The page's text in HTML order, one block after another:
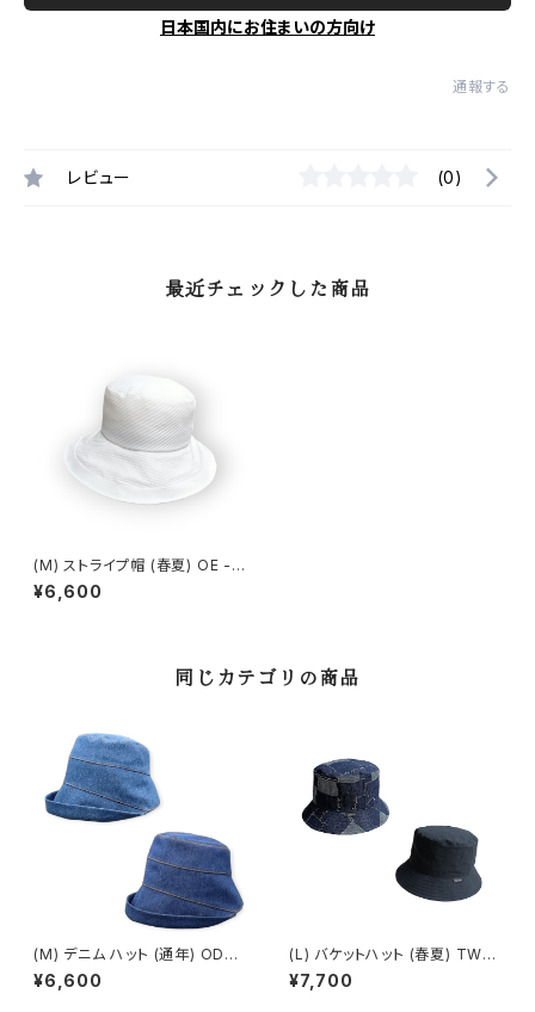
日本国内にお住まいの方向け
通報する
レビュー (0)
最近チェックした商品
(M) ストライプ帽 (春夏) OE -1
5308
¥6,600
同じカテゴリの商品
(M) デニム ハット (通年) OD-1
1506
¥6,600
(L) バケットハット (春夏) TW-3
01
¥7,700